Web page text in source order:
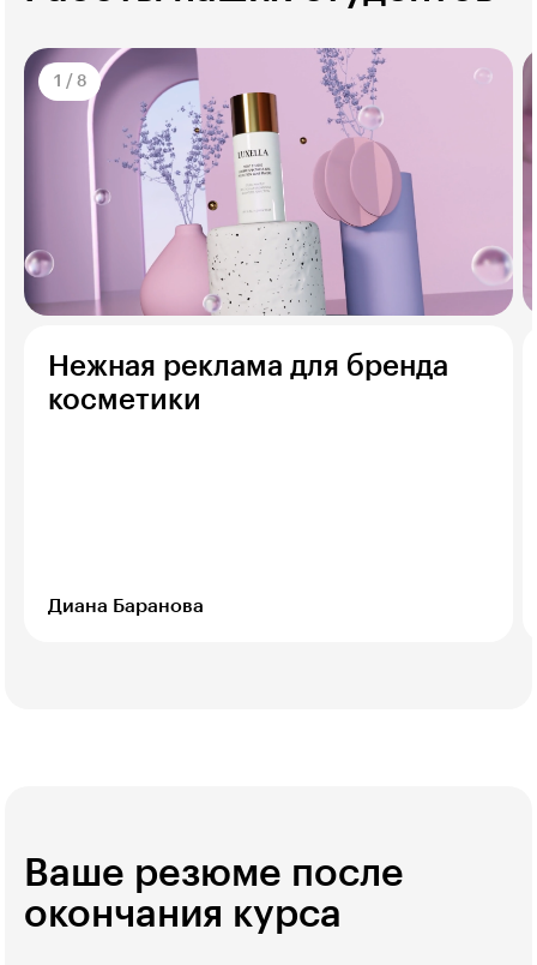
1 / 8
Нежная реклама для бренда
косметики
Диана Баранова
Ваше резюме после
окончания курса